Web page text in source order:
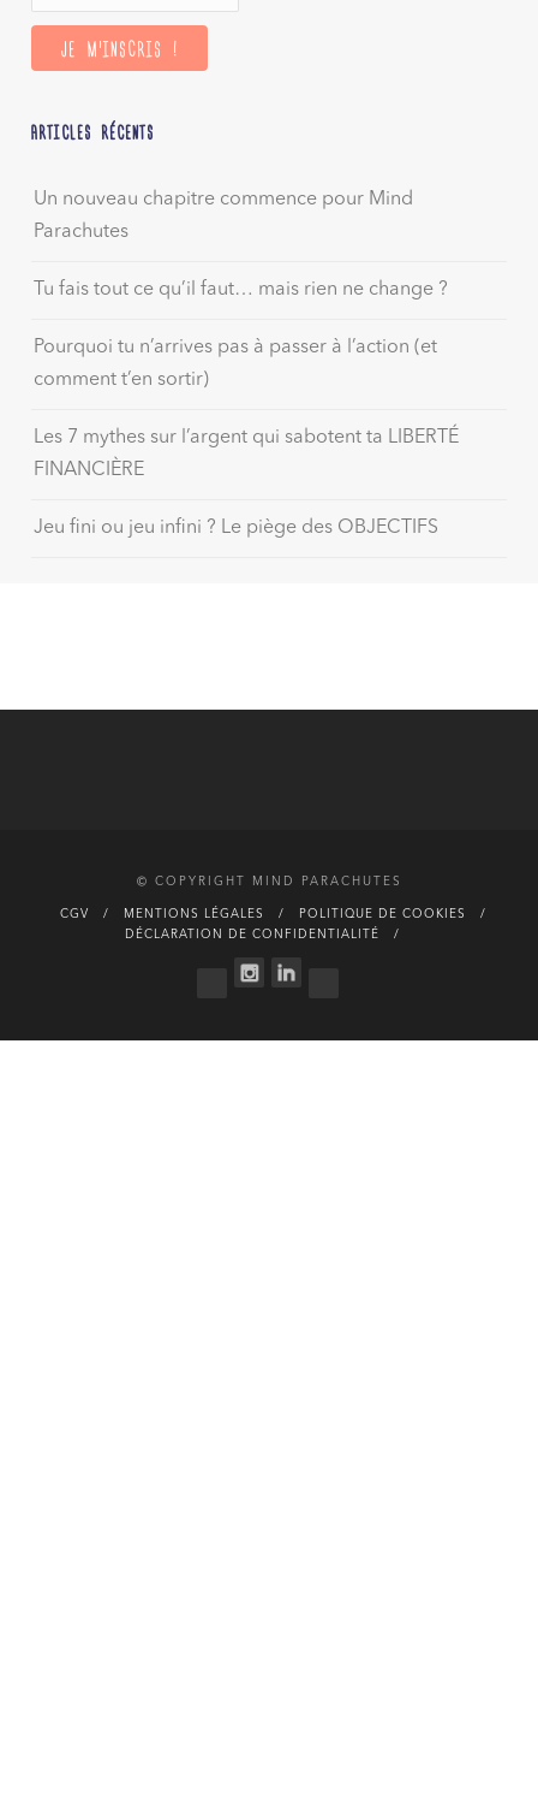
ARTICLES RÉCENTS
Un nouveau chapitre commence pour Mind
Parachutes
Tu fais tout ce qu’il faut… mais rien ne change ?
Pourquoi tu n’arrives pas à passer à l’action (et
comment t’en sortir)
Les 7 mythes sur l’argent qui sabotent ta LIBERTÉ
FINANCIÈRE
Jeu fini ou jeu infini ? Le piège des OBJECTIFS
© COPYRIGHT MIND PARACHUTES
CGV MENTIONS LÉGALES
POLITIQUE DE COOKIES
DÉCLARATION DE CONFIDENTIALITÉ